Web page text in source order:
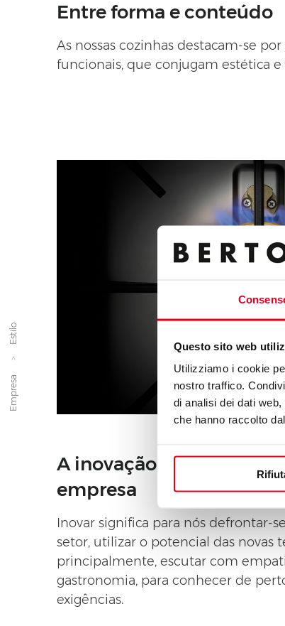
Questo sito web
Utilizziamo i cookie
nostro traffico.
di analisi dei dati
che hanno raccolto
Empresa
Estilo
Entre forma e conteúdo
As nossas cozinhas destacam-se
funcionais, que conjugam estética
A inovação é a pedra
empresa
Inovar significa para nós defrontar-
setor, utilizar o potencial das novas
principalmente, escutar com
gastronomia, para conhecer de
exigências.